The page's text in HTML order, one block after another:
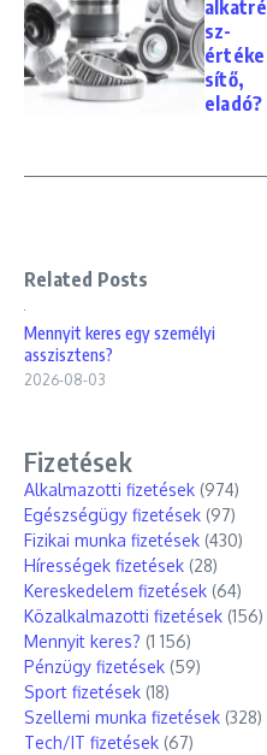
alkatré
sz-
értéke
sítő,
eladó?
Related Posts
Mennyit keres egy személyi
asszisztens?
2026-08-03
Fizetések
Alkalmazotti fizetések (974)
Egészségügy fizetések (97)
Fizikai munka fizetések (430)
Hírességek fizetések (28)
Kereskedelem fizetések (64)
Közalkalmazotti fizetések (156)
Mennyit keres? (1 156)
Pénzügy fizetések (59)
Sport fizetések (18)
Szellemi munka fizetések (328)
Tech/IT fizetések (67)